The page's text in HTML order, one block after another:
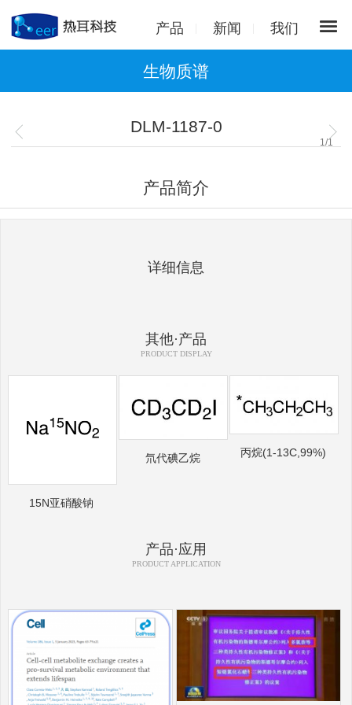
产品 新闻 我们
生物质谱
DLM-1187-0
1 /1
产品简介
详细信息
其他·产品
PRODUCT DISPLAY
15N亚硝酸钠
氘代碘乙烷 丙烷(1-13C,99%)
产品·应用
PRODUCT APPLICATION